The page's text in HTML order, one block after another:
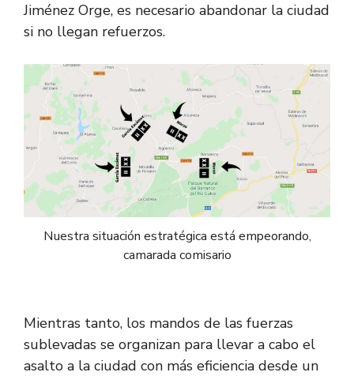
Jiménez Orge, es necesario abandonar la ciudad
si no llegan refuerzos.
Nuestra situación estratégica está empeorando,
camarada comisario
Mientras tanto, los mandos de las fuerzas
sublevadas se organizan para llevar a cabo el
asalto a la ciudad con más eficiencia desde un